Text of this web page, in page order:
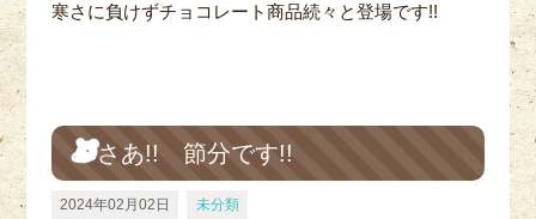
寒さに負けずチョコレート商品続々と登場です!!
さあ!! 節分です!!
2024年02月02日 未分類